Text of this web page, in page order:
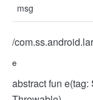
msg
/
e
abstract fun